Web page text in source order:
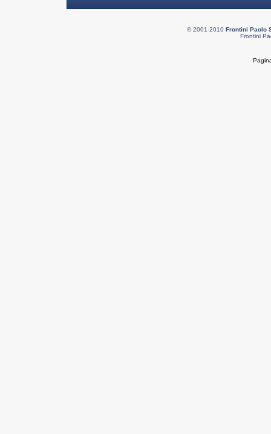
© 2001-2010 Frontini Paolo
Frontini